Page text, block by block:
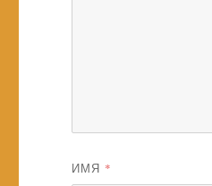
ИМЯ *